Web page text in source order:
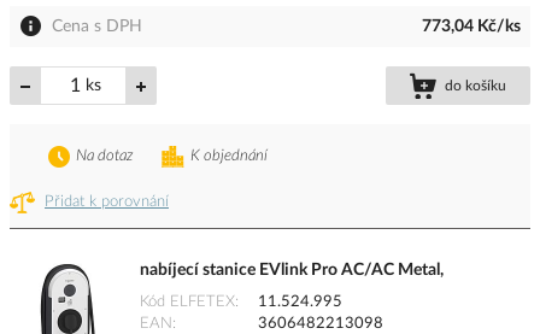
Cena s DPH 773,04 Kč/ks
ks do košíku
Přidat k porovnání
K objednání
Na dotaz
nabíjecí stanice EVlink Pro AC/AC Metal,
Kód ELFETEX
11.524.995
EAN
3606482213098